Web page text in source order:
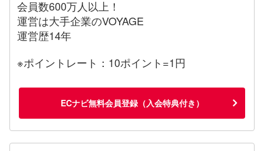
会員数600万人以上！
運営は大手企業のVOYAGE
運営歴14年
※ポイントレート：10ポイント=1円
ECナビ無料会員登録（入会特典付き）